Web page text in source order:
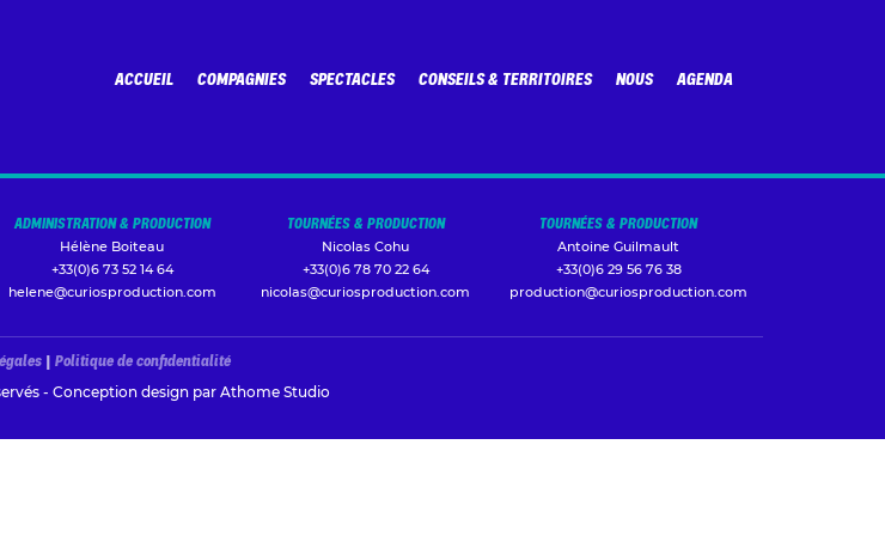
ACCUEIL COMPAGNIES SPECTACLES CONSEILS & TERRITOIRES NOUS AGENDA
ADMINISTRATION & PRODUCTION
Hélène Boiteau
+33(0)6 73 52 14 64
helene@curiosproduction.com
TOURNÉES & PRODUCTION
Nicolas Cohu
+33(0)6 78 70 22 64
nicolas@curiosproduction.com
TOURNÉES & PRODUCTION
Antoine Guilmault
+33(0)6 29 56 76 38
production@curiosproduction.com
| Politique de confidentialité
- Conception design par Athome Studio